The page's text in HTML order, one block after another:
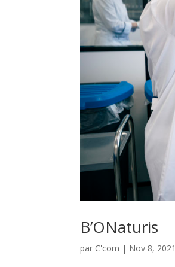
B’ONaturis
par C'com | Nov 8, 2021